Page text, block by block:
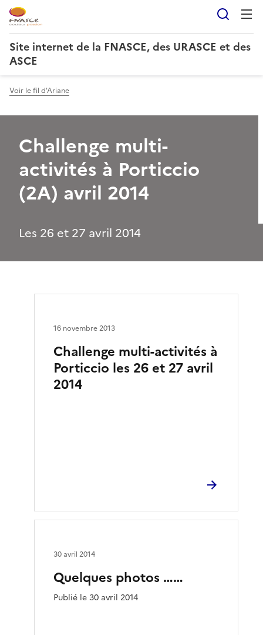
Site internet de la FNASCE, des URASCE et des
ASCE
Voir le fil d'Ariane
Challenge multi-
activités à Porticcio
(2A) avril 2014
Les 26 et 27 avril 2014
Challenge multi-activités à
Porticcio les 26 et 27 avril
2014
16 novembre 2013
Quelques photos ……
Publié le 30 avril 2014
30 avril 2014